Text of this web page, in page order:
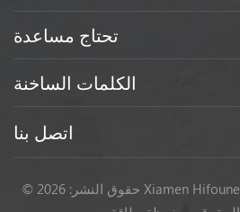
تحتاج مساعدة
الكلمات الساخنة
اتصل بنا
© حقوق النشر: 2026 Xiamen Hifoune Technology Co., Ltd. كل